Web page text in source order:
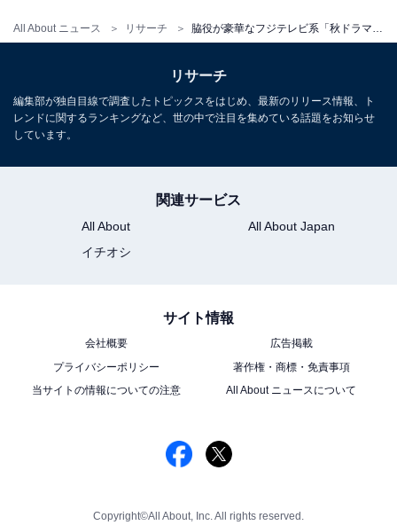
All About ニュース リサーチ 脇役が豪華なフジテレビ系「秋ドラマ」ランキング！ 1位『ONE DAY〜聖夜のから騒ぎ〜』、2位は？
リサーチ
編集部が独自目線で調査したトピックスをはじめ、最新のリリース情報、ト
レンドに関するランキングなど、世の中で注目を集めている話題をお知らせ
しています。
関連サービス
All About
All About Japan
イチオシ
サイト情報
会社概要
広告掲載
プライバシーポリシー
著作権・商標・免責事項
当サイトの情報についての注意
All About ニュースについて
Copyright©All About, Inc. All rights reserved.